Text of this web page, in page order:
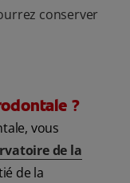
conserver
?
vous
de la
de la